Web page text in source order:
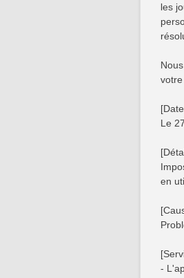
les
votre
Le
en
-